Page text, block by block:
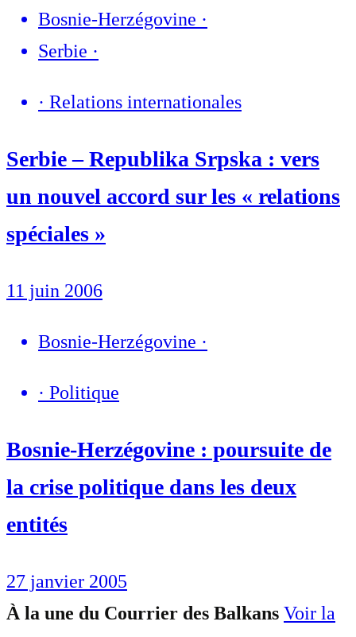
Bosnie-Herzégovine ·
Serbie ·
· Relations internationales
Serbie – Republika Srpska : vers
un nouvel accord sur les « relations
spéciales »
11 juin 2006
Bosnie-Herzégovine ·
· Politique
Bosnie-Herzégovine : poursuite de
la crise politique dans les deux
entités
27 janvier 2005
À la une du Courrier des Balkans Voir la